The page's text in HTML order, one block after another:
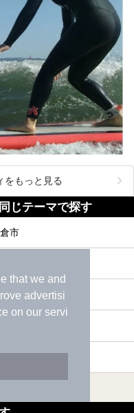
that we and
advertisi
on our servi
川温泉 龍宮殿のPR記事です。
をもっと見る
じテーマで探す
市
市